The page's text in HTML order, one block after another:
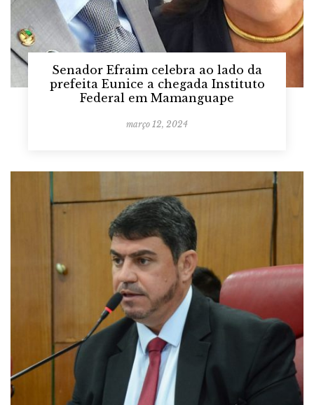
Senador Efraim celebra ao lado da
prefeita Eunice a chegada Instituto
Federal em Mamanguape
março 12, 2024